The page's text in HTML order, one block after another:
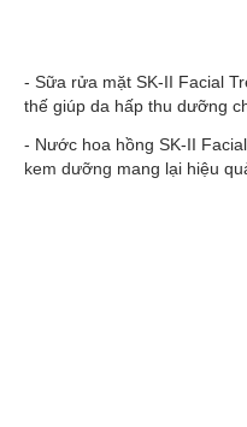
- Sữa rửa mặt SK-II Facial
thế giúp da hấp thu dưỡng
- Nước hoa hồng SK-II
kem dưỡng mang lại hiệu